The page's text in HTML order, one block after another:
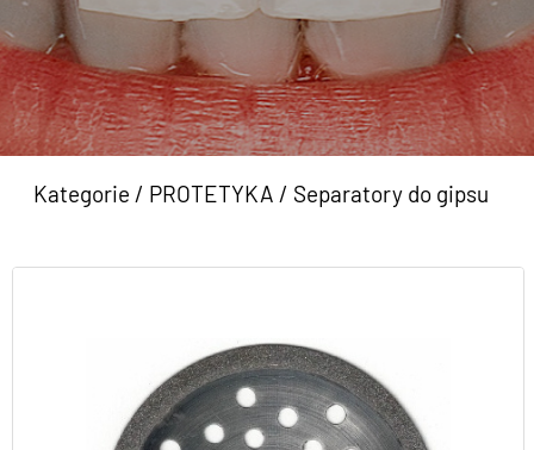
Kategorie / PROTETYKA / Separatory do gipsu